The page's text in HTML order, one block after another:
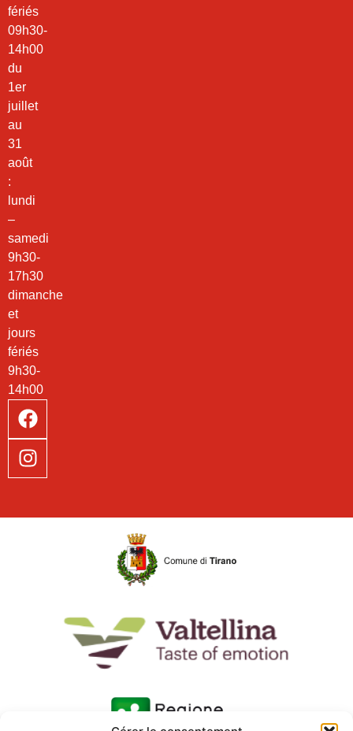
fériés
09h30-
14h00
du
1er
juillet
au
31
août
:
lundi
–
samedi
9h30-
17h30
dimanche
et
jours
fériés
9h30-
14h00